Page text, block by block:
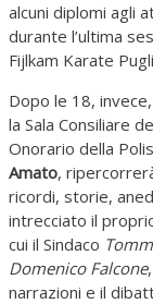
alcuni diplomi agli
durante l’ultima
Fijlkam Karate
Dopo le 18,
la Sala Consiliare
Onorario della
Amato,
ricordi, storie,
intrecciato il
cui il Sindaco
Domenico Falcone
narrazioni e il